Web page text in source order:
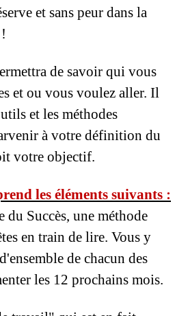
et sans peur dans la
de savoir qui vous
et ou vous voulez aller. Il
et les méthodes
à votre définition du
votre objectif.
les éléments suivants :
Succès, une méthode
en train de lire. Vous y
de chacun des
les 12 prochains mois.